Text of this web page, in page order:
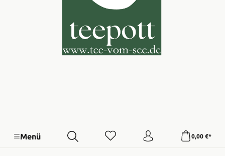
Menü 0,00 €*